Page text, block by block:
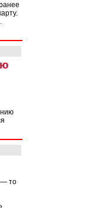
— то